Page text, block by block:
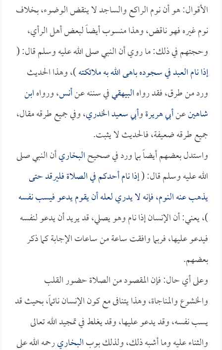
الأقوال: هو أن نوم الراكع والساجد لا ينقض الوضوء، بخلاف
نوم غيره فهو ناقض، وهذا منسوب أيضاً لبعض أهل الرأي،
وحجتهم في ذلك: ما روي أن النبي صلى الله عليه وسلم قال: (
إذا نام العبد في سجوده باهى الله به ملائكته)، وهذا الحديث
ورد من طرق، فقد رواهالبيهقيفي سننه عنأنس، ورواهابن
شاهينعنأبي هريرةوأبي سعيد الخدري، وفي جميع طرقه مقال،
جميع طرقه ضعيفة، فالحديث لا يثبت.
واستدل بعضهم أيضاً بما ورد في صحيحالبخاريأن النبي صلى
الله عليه وسلم قال: (إذا نام أحدكم في الصلاة فليرقد حتى
يذهب عنه النوم، فإنه لا يدري لعله أن يقوم يدعو فيسب نفسه
)، يعني: أن الإنسان إذا نام وهو يصلي، قد يريد أن يدعو لنفسه
فيدعو عليها، فربما وافقت ساعة من ساعات الإجابة كما ذكر
بعضهم.
وعلى أي حال: فإن المقصود من الصلاة حضور القلب
والخشوع والمناجاة، وهذا يتنافى مع كون الإنسان نائماً، بحيث قد
يسب نفسه، وقد يدعو عليها، وقد يغلط في تمجيد الله تعالى
والثناء عليه وما أشبه ذلك، ولذلك بوبالبخاريرحمه الله على